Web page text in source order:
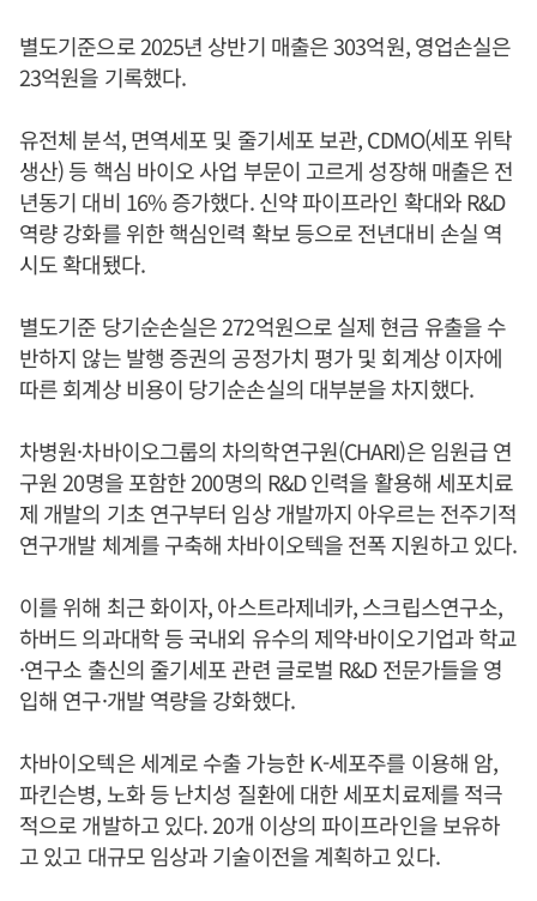
별도기준으로 2025년 상반기 매출은 303억원, 영업손실은
23억원을 기록했다.
유전체 분석, 면역세포 및 줄기세포 보관, CDMO(세포 위탁
생산) 등 핵심 바이오 사업 부문이 고르게 성장해 매출은 전
년동기 대비 16% 증가했다. 신약 파이프라인 확대와 R&D
역량 강화를 위한 핵심인력 확보 등으로 전년대비 손실 역
시도 확대됐다.
별도기준 당기순손실은 272억원으로 실제 현금 유출을 수
반하지 않는 발행 증권의 공정가치 평가 및 회계상 이자에
따른 회계상 비용이 당기순손실의 대부분을 차지했다.
차병원·차바이오그룹의 차의학연구원(CHARI)은 임원급 연
구원 20명을 포함한 200명의 R&D 인력을 활용해 세포치료
제 개발의 기초 연구부터 임상 개발까지 아우르는 전주기적
연구개발 체계를 구축해 차바이오텍을 전폭 지원하고 있다.
이를 위해 최근 화이자, 아스트라제네카, 스크립스연구소,
하버드 의과대학 등 국내외 유수의 제약·바이오기업과 학교
·연구소 출신의 줄기세포 관련 글로벌 R&D 전문가들을 영
입해 연구·개발 역량을 강화했다.
차바이오텍은 세계로 수출 가능한 K-세포주를 이용해 암,
파킨슨병, 노화 등 난치성 질환에 대한 세포치료제를 적극
적으로 개발하고 있다. 20개 이상의 파이프라인을 보유하
고 있고 대규모 임상과 기술이전을 계획하고 있다.